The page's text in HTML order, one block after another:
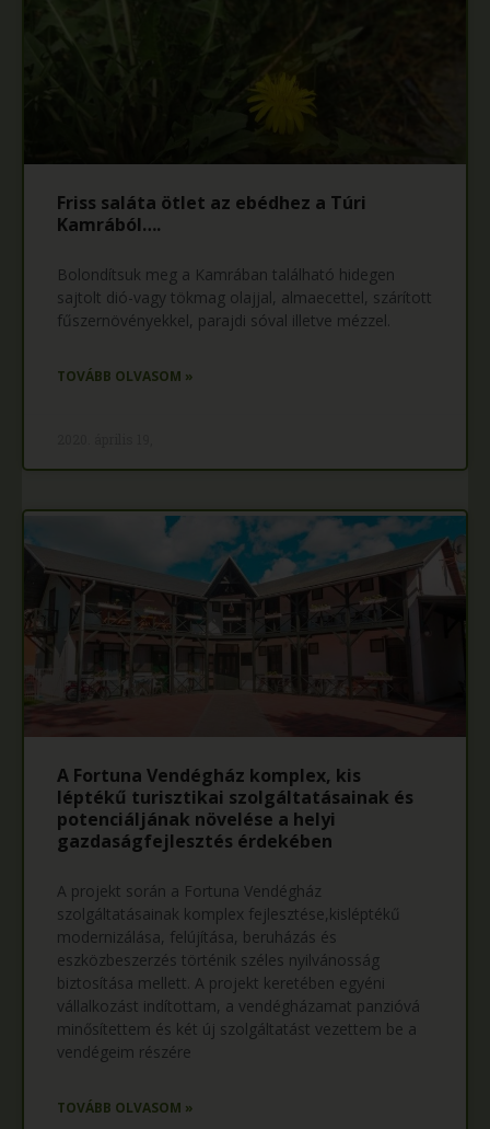
Friss saláta ötlet az ebédhez a Túri
Kamrából….
Bolondítsuk meg a Kamrában található hidegen
sajtolt dió-vagy tökmag olajjal, almaecettel, szárított
fűszernövényekkel, parajdi sóval illetve mézzel.
TOVÁBB OLVASOM »
A Fortuna Vendégház komplex, kis
léptékű turisztikai szolgáltatásainak és
potenciáljának növelése a helyi
gazdaságfejlesztés érdekében
A projekt során a Fortuna Vendégház
szolgáltatásainak komplex fejlesztése,kisléptékű
modernizálása, felújítása, beruházás és
eszközbeszerzés történik széles nyilvánosság
biztosítása mellett. A projekt keretében egyéni
vállalkozást indítottam, a vendégházamat panzióvá
minősítettem és két új szolgáltatást vezettem be a
vendégeim részére
TOVÁBB OLVASOM »